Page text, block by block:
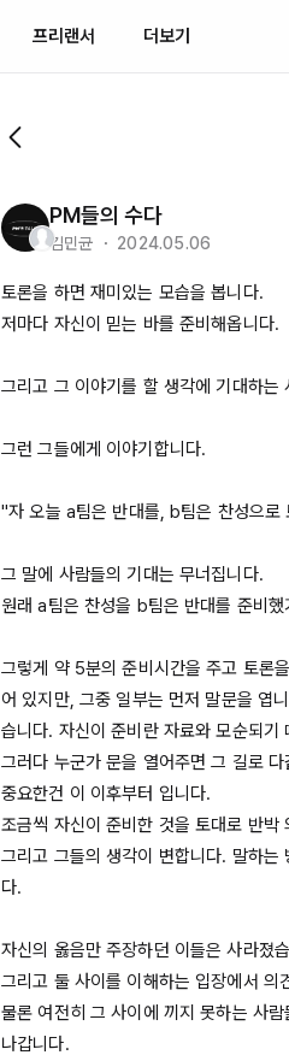
프리랜서 더보기
PM들의 수다
김민균 ・ 2024.05.06
토론을 하면 재미있는 모습을 봅니다.
저마다 자신이 믿는 바를 준비해옵니다.
그리고 그 이야기를 할 생각에 기대하는
그런 그들에게 이야기합니다.
"자 오늘 a팀은 반대를, b팀은 찬성으로
그 말에 사람들의 기대는 무너집니다.
원래 a팀은 찬성을 b팀은 반대를 준비
그렇게 약 5분의 준비시간을 주고 토론
어 있지만, 그중 일부는 먼저 말문을 엽
습니다. 자신이 준비란 자료와 모순되기
그러다 누군가 문을 열어주면 그 길로
중요한건 이 이후부터 입니다.
조금씩 자신이 준비한 것을 토대로 반
그리고 그들의 생각이 변합니다. 말하는
다.
자신의 옳음만 주장하던 이들은 사라졌
그리고 둘 사이를 이해하는 입장에서 의
물론 여전히 그 사이에 끼지 못하는 사
나갑니다.